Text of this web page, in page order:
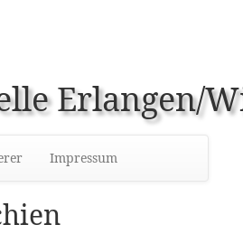
Erlangen/
Impressum